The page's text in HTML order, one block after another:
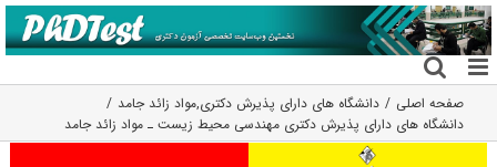
رفتن
به
محتوا
صفحه اصلی دانشگاه های دارای پذیرش دکتری,مواد زائد جامد
دانشگاه های دارای پذیرش دکتری مهندسی محیط زیست ـ مواد زائد جامد